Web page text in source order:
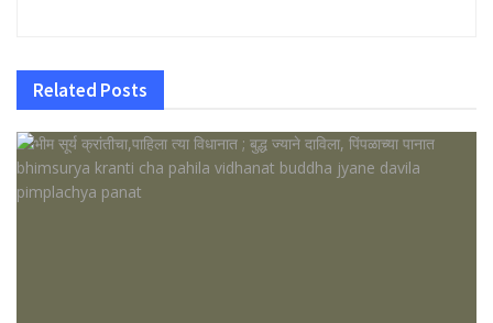
Related Posts